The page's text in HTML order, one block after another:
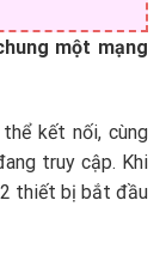
một mạng
kết nối, cùng
truy cập. Khi
thiết bị bắt đầu